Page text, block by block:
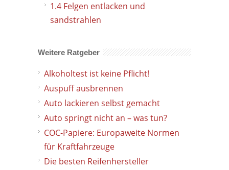
1.4 Felgen entlacken und
sandstrahlen
Weitere Ratgeber
Alkoholtest ist keine Pflicht!
Auspuff ausbrennen
Auto lackieren selbst gemacht
Auto springt nicht an – was tun?
COC-Papiere: Europaweite Normen
für Kraftfahrzeuge
Die besten Reifenhersteller